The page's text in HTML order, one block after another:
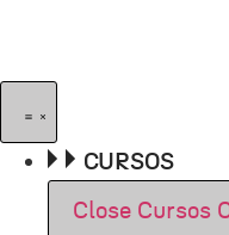
o
conteúdo
CURSOS
Close Cursos